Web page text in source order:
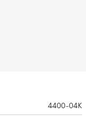
4400-04K